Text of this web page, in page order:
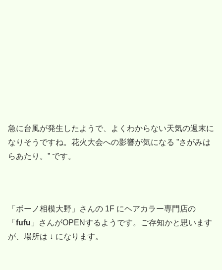
急に台風が発生したようで、よくわからない天気の週末に
なりそうですね。花火大会への影響が気になる ”さがみは
らあたり。” です。
「ボーノ相模大野」さんの 1F にヘアカラー専門店の
「 fufu 」さんがOPENするようです。ご存知かと思います
が、場所は ↓ になります。